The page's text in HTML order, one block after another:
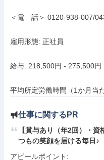
＜電　話＞ 0120-938-007/
雇用形態: 正社員
給与: 218,500円 - 275,500円
平均所定労働時間（1か月当
仕事に関するPR
【賞与あり（年2回）・
つもの笑顔を届ける毎日♪
アピールポイント: